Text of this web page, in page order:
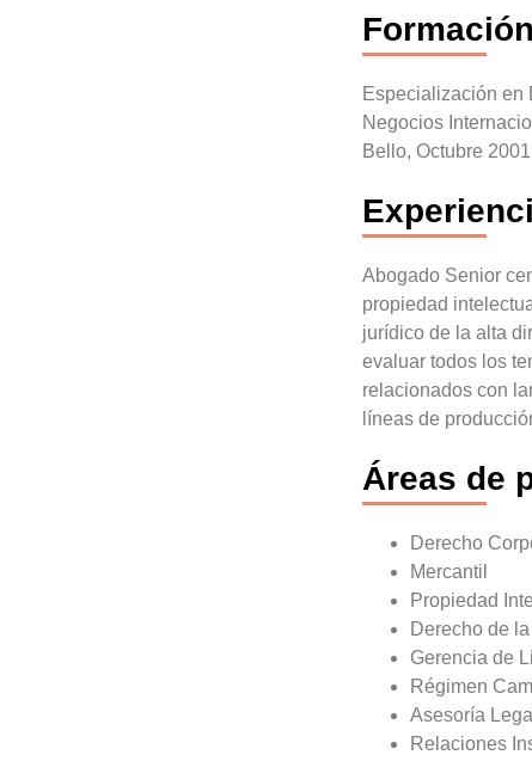
Especialización en
Negocios
Bello, Octubre
Abogado Senior
propiedad
jurídico de la alta
evaluar todos los
relacionados con
líneas de
Áreas de
Derecho
Mercantil
Propiedad
Derecho de
Gerencia de
Régimen
Asesoría
Relaciones